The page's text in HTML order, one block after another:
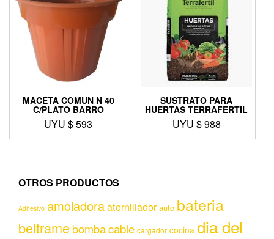
MACETA COMUN N 40
C/PLATO BARRO
UYU $593
SUSTRATO PARA
HUERTAS TERRAFERTIL
UYU $988
OTROS PRODUCTOS
Adhesivo amoladoraatornillador auto bateria
beltramebombacable cargador cocina dia del